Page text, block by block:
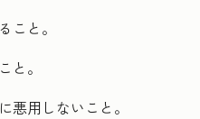
こと。
と。
用しないこと。